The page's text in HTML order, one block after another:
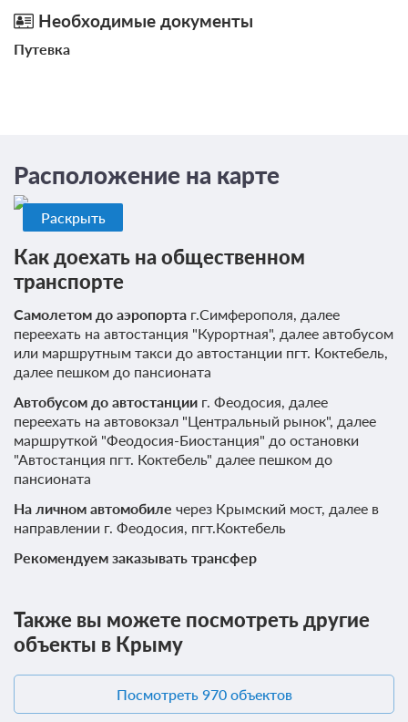
Необходимые документы
Путевка
Расположение на карте
Раскрыть
Как доехать на общественном
транспорте
Самолетом до аэропорта г.Симферополя, далее
переехать на автостанция "Курортная", далее автобусом
или маршрутным такси до автостанции пгт. Коктебель,
далее пешком до пансионата
Автобусом до автостанции г. Феодосия, далее
переехать на автовокзал "Центральный рынок", далее
маршруткой "Феодосия-Биостанция" до остановки
"Автостанция пгт. Коктебель" далее пешком до
пансионата
На личном автомобиле через Крымский мост, далее в
направлении г. Феодосия, пгт.Коктебель
Рекомендуем заказывать трансфер
Также вы можете посмотреть другие
объекты в Крыму
Посмотреть 970 объектов